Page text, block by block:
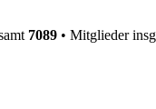
7089 • Mitglieder